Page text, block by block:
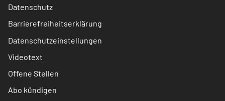
Datenschutz
Barrierefreiheitserklärung
Datenschutzeinstellungen
Videotext
Offene Stellen
Abo kündigen